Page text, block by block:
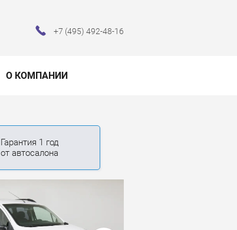
+7 (495) 492-48-16
О КОМПАНИИ
Гарантия 1 год
от автосалона